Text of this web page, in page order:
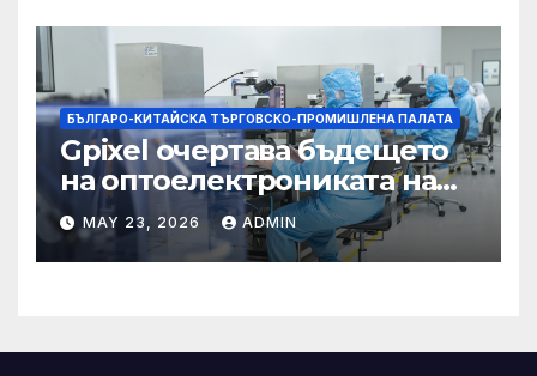
БЪЛГАРО-КИТАЙСКА ТЪРГОВСКО-ПРОМИШЛЕНА ПАЛАТА
Gpixel очертава бъдещето
на оптоелектрониката на
Чанчун
MAY 23, 2026 ADMIN